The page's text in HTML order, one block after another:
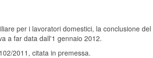
per i lavoratori domestici, la conclusione del
a far data dall'1 gennaio 2012.
2011, citata in premessa.